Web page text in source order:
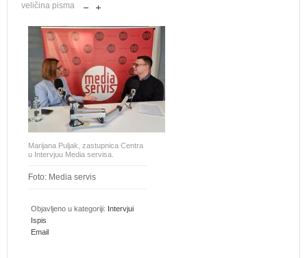
veličina pisma
Marijana Puljak, zastupnica Centra
u Intervjuu Media servisa.
Foto: Media servis
Objavljeno u kategoriji: Intervjui
Ispis
Email